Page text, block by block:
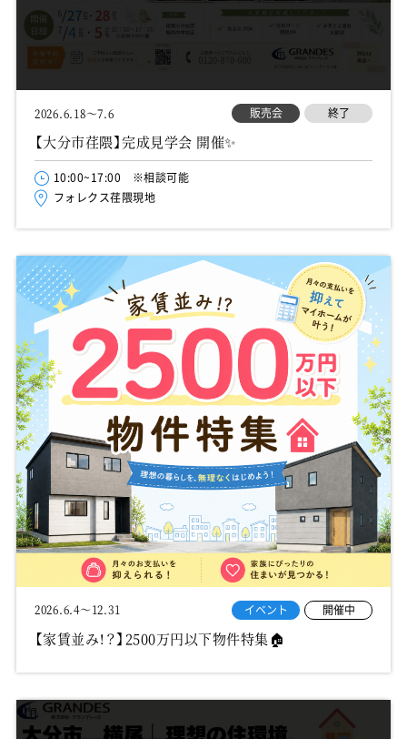
2026.6.18～7.6 販売会 終了
【大分市荏隈】完成見学会 開催✨
10:00~17:00 ※相談可能
フォレクス荏隈現地
2026.6.4～12.31 イベント 開催中
【家賃並み！？】2500万円以下物件特集🏠